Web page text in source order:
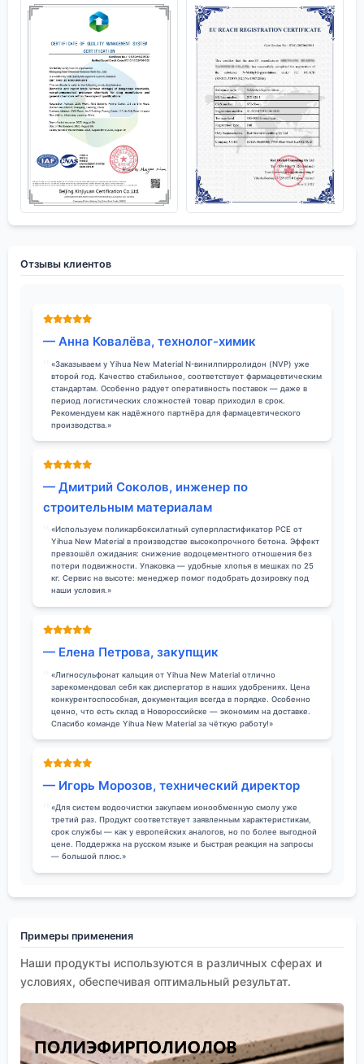
Отзывы клиентов
— Анна Ковалёва, технолог-химик
«Заказываем у Yihua New Material N-винилпирролидон (NVP) уже
второй год. Качество стабильное, соответствует фармацевтическим
стандартам. Особенно радует оперативность поставок — даже в
период логистических сложностей товар приходил в срок.
Рекомендуем как надёжного партнёра для фармацевтического
производства.»
— Дмитрий Соколов, инженер по
строительным материалам
«Используем поликарбоксилатный суперпластификатор PCE от
Yihua New Material в производстве высокопрочного бетона. Эффект
превзошёл ожидания: снижение водоцементного отношения без
потери подвижности. Упаковка — удобные хлопья в мешках по 25
кг. Сервис на высоте: менеджер помог подобрать дозировку под
наши условия.»
— Елена Петрова, закупщик
«Лигносульфонат кальция от Yihua New Material отлично
зарекомендовал себя как диспергатор в наших удобрениях. Цена
конкурентоспособная, документация всегда в порядке. Особенно
ценно, что есть склад в Новороссийске — экономим на доставке.
Спасибо команде Yihua New Material за чёткую работу!»
— Игорь Морозов, технический директор
«Для систем водоочистки закупаем ионообменную смолу уже
третий раз. Продукт соответствует заявленным характеристикам,
срок службы — как у европейских аналогов, но по более выгодной
цене. Поддержка на русском языке и быстрая реакция на запросы
— большой плюс.»
Примеры применения
Наши продукты используются в различных сферах и
условиях, обеспечивая оптимальный результат.